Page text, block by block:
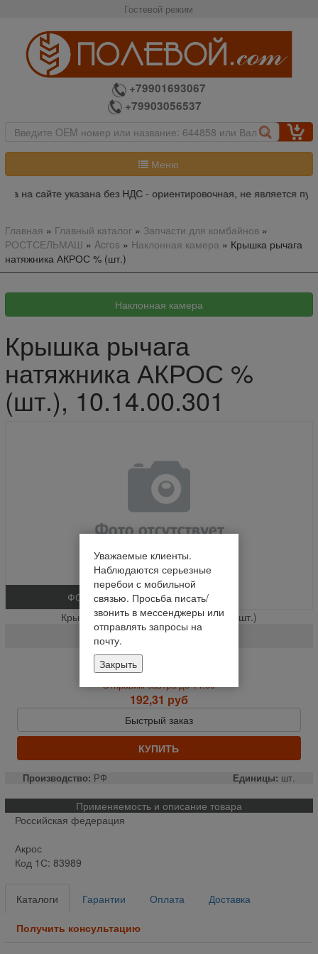
Гостевой режим
+79901693067
+79903056537
Меню
на сайте указана без НДС - ориентировочная, не является
Главная » Главный каталог» Запчасти для комбайнов»
РОСТСЕЛЬМАШ » Acros » Наклонная камера » Крышка рычага
натяжника АКРОС % (шт.)
Крышка рычага
натяжника АКРОС %
(шт.), 10.14.00.301
ФОТО
Крышка рычага натяжника АКРОС % (шт.)
10.14.00.301
На складе
Отправим завтра до 14:00
192,31 руб
Быстрый заказ
КУПИТЬ
Производство: РФ Единицы: шт.
Применяемость и описание товара
Российская федерация
Акрос
Код 1С: 83989
Каталоги Гарантии Оплата Доставка
Получить консультацию
Уважаемые клиенты.
Наблюдаются серьезные
перебои с мобильной
связью. Просьба писать/
звонить в мессенджеры или
отправлять запросы на
почту.
Закрыть